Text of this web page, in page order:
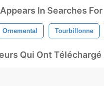
In Searches For
Ornemental Tourbillonne
Qui Ont